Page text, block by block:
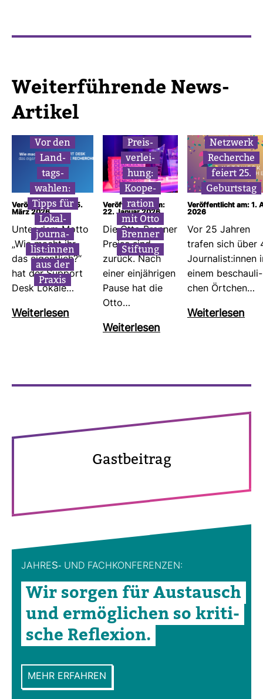
Wei­ter­füh­rende News-​
Artikel
Vor den
Land­
tags­
wahlen:
Tipps für
Lokal­
jour­na­
list:innen
aus der
Praxis
Veröffentlicht am: 5.
März 2026
Unter dem Motto
„Wie macht ihr
das eigent­lich?“
hat der Sup­port
Desk Lokale…
Wei­ter­lesen
Preis­
ver­lei­
hung:
Koope­
ra­tion
mit Otto
Brenner
Stif­tung
Veröffentlicht am:
22. Januar 2026
Die Otto Brenner
Preise sind
zurück. Nach
einer ein­jäh­rigen
Pause hat die
Otto…
Wei­ter­lesen
Netz­werk
Recherche
feiert 25.
Geburtstag
Veröffentlicht am: 1.
2026
Vor 25 Jahren
trafen sich über
Jour­na­list:innen
einem beschau­li­
chen Ört­chen…
Wei­ter­lesen
Gast­bei­trag
JAHRES-​ UND FACH­KON­FE­RENZEN:
Wir sorgen für Aus­tausch
und ermög­li­chen so kri­ti­
sche Refle­xion.
MEHR ERFAHREN